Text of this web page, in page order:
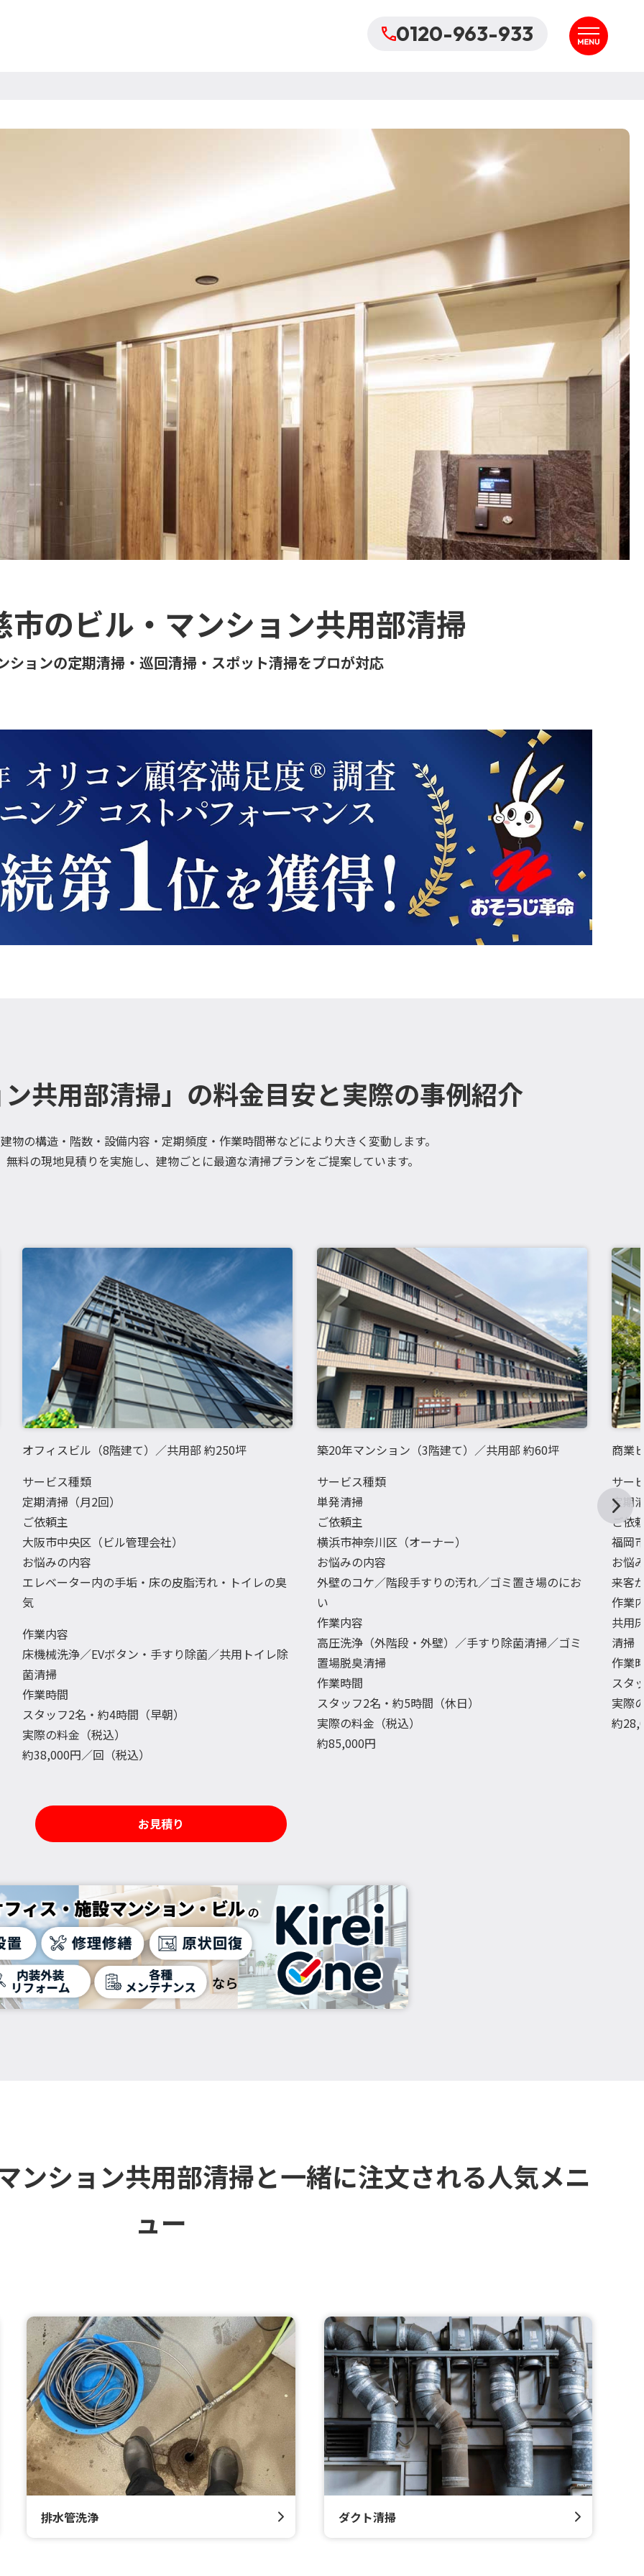
0120-963-933
市のビル・マンション共用部清掃
ションの定期清掃・巡回清掃・スポット清掃をプロが対応
共用部清掃」の料金目安と実際の事例紹介
物の構造・階数・設備内容・定期頻度・作業時間帯などにより大きく変動します。
料の現地見積りを実施し、建物ごとに最適な清掃プランをご提案しています。
オフィスビル（8階建て）／共用部 約250坪
サービス種類
定期清掃（月2回）
ご依頼主
大阪市中央区（ビル管理会社）
お悩みの内容
エレベーター内の手垢・床の皮脂汚れ・トイレの臭
気
作業内容
床機械洗浄／EVボタン・手すり除菌／共用トイレ除
菌清掃
作業時間
スタッフ2名・約4時間（早朝）
実際の料金（税込）
約38,000円／回（税込）
築20年マンション（3階建て）／共用部 約60坪
サービス種類
単発清掃
ご依頼主
横浜市神奈川区（オーナー）
お悩みの内容
外壁のコケ／階段手すりの汚れ／ゴミ置き場のにお
い
作業内容
高圧洗浄（外階段・外壁）／手すり除菌清掃／ゴミ
置場脱臭清掃
作業時間
スタッフ2名・約5時間（休日）
実際の料金（税込）
約85,000円
商業
サー
定期
ご依
福岡
お悩
来客
作業
共用
清掃
作業
スタ
実際
約
お見積り
ンション共用部清掃と一緒に注文される人気メニ
ュー
排水管洗浄 ダクト清掃